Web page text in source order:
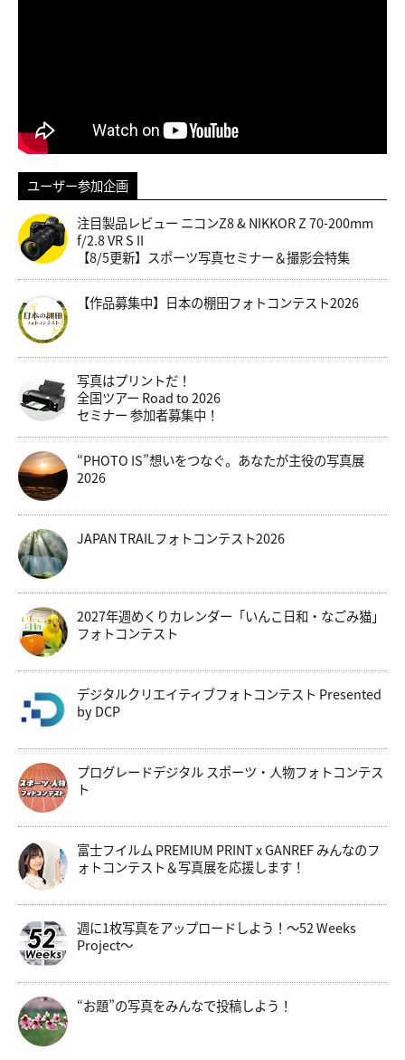
ユーザー参加企画
注目製品レビュー ニコンZ8 & NIKKOR Z 70-200mm
f/2.8 VR S II
【8/5更新】スポーツ写真セミナー＆撮影会特集
【作品募集中】日本の棚田フォトコンテスト2026
写真はプリントだ！
全国ツアー Road to 2026
セミナー 参加者募集中！
“PHOTO IS”想いをつなぐ。あなたが主役の写真展
2026
JAPAN TRAILフォトコンテスト2026
2027年週めくりカレンダー「いんこ日和・なごみ猫」
フォトコンテスト
デジタルクリエイティブフォトコンテスト Presented
by DCP
プログレードデジタル スポーツ・人物フォトコンテス
ト
富士フイルム PREMIUM PRINT x GANREF みんなのフ
ォトコンテスト＆写真展を応援します！
週に1枚写真をアップロードしよう！～52 Weeks
Project～
“お題”の写真をみんなで投稿しよう！